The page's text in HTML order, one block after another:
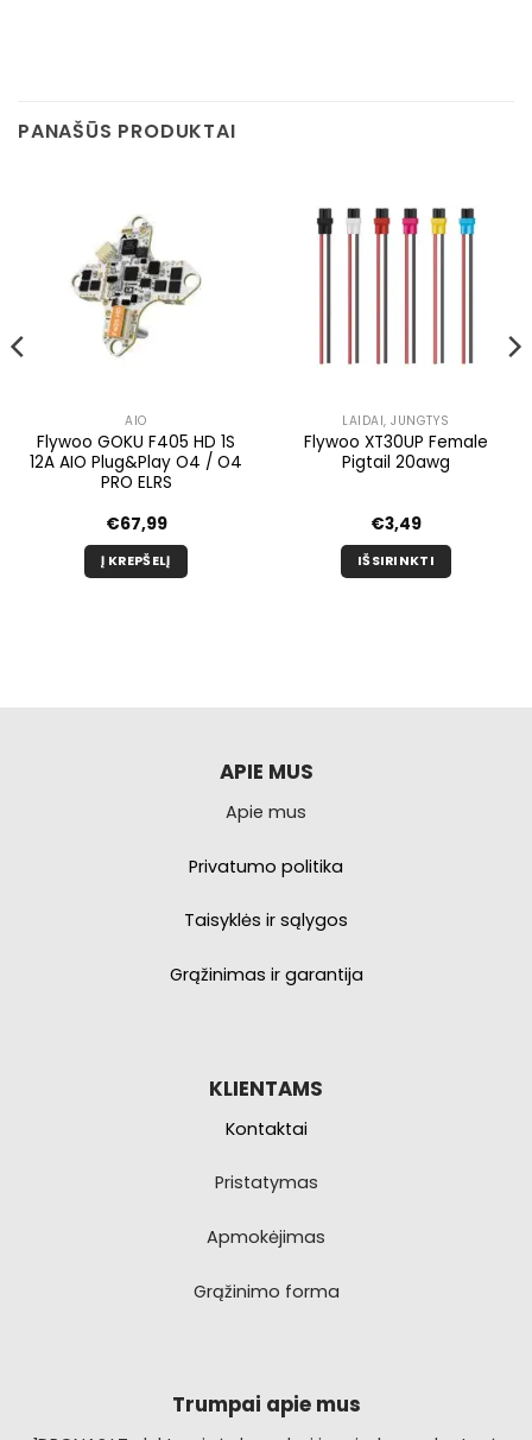
PANAŠŪS PRODUKTAI
AIO
Flywoo GOKU F405 HD 1S
12A AIO Plug&Play O4 / O4
PRO ELRS
€67,99
Į KREPŠELĮ
LAIDAI, JUNGTYS
Flywoo XT30UP Female
Pigtail 20awg
€3,49
IŠSIRINKTI
APIE MUS
Apie mus
Privatumo politika
Taisyklės ir sąlygos
Grąžinimas ir garantija
KLIENTAMS
Kontaktai
Pristatymas
Apmokėjimas
Grąžinimo forma
Trumpai apie mus